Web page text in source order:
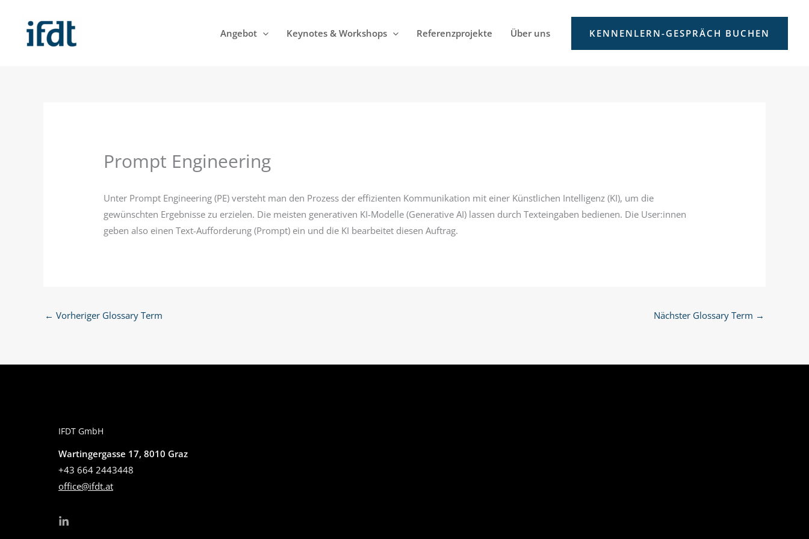
springen
Angebot Keynotes & Workshops Referenzprojekte Über uns KENNENLERN-GESPRÄCH BUCHEN
Prompt Engineering
Unter Prompt Engineering (PE) versteht man den Prozess der effizienten Kommunikation mit einer Künstlichen Intelligenz (KI), um die
gewünschten Ergebnisse zu erzielen. Die meisten generativen KI-Modelle (Generative AI) lassen durch Texteingaben bedienen. Die User:innen
geben also einen Text-Aufforderung (Prompt) ein und die KI bearbeitet diesen Auftrag.
← Vorheriger Glossary Term Nächster Glossary Term →
IFDT GmbH
Wartingergasse 17, 8010 Graz
+43 664 2443448
office@ifdt.at